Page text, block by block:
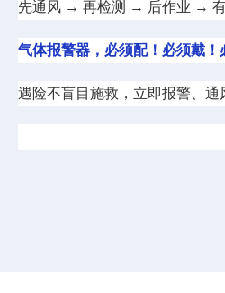
先通风 → 再检测 → 后作业 →
气体报警器，必须配！必须戴！
遇险不盲目施救，立即报警、